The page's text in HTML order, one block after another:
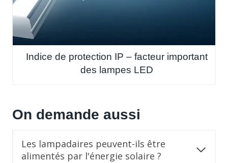
Indice de protection IP – facteur important
des lampes LED
On demande aussi
Les lampadaires peuvent-ils être
alimentés par l'énergie solaire ?